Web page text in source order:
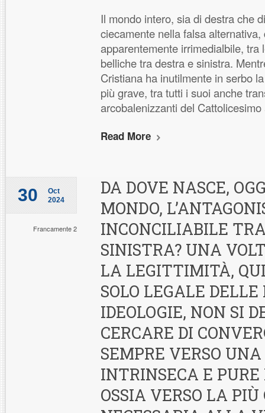
Il mondo intero, sia di destra che
ciecamente nella falsa alternativa,
apparentemente irrimedialbile, tra
belliche tra destra e sinistra.
Cristiana ha inutilmente in serbo
più grave, tra tutti i suoi anche
arcobalenizzanti del
Read More
30
Oct
2024
Francamente 2
DA DOVE NASCE,
MONDO,
INCONCILIABILE
SINISTRA? UNA
LA LEGITTIMITÀ,
SOLO LEGALE DELLE
IDEOLOGIE, NON SI
CERCARE DI
SEMPRE VERSO
INTRINSECA E
OSSIA VERSO LA PIÙ